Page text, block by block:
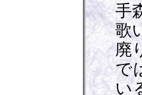
手
歌
廃
で
い